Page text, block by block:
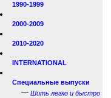
1990-1999
2000-2009
2010-2020
INTERNATIONAL
Специальные выпуски
— Шить легко и быстро